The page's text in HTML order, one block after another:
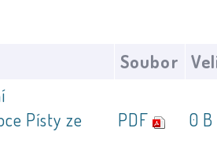
Soubor
Písty ze
PDF 0 B